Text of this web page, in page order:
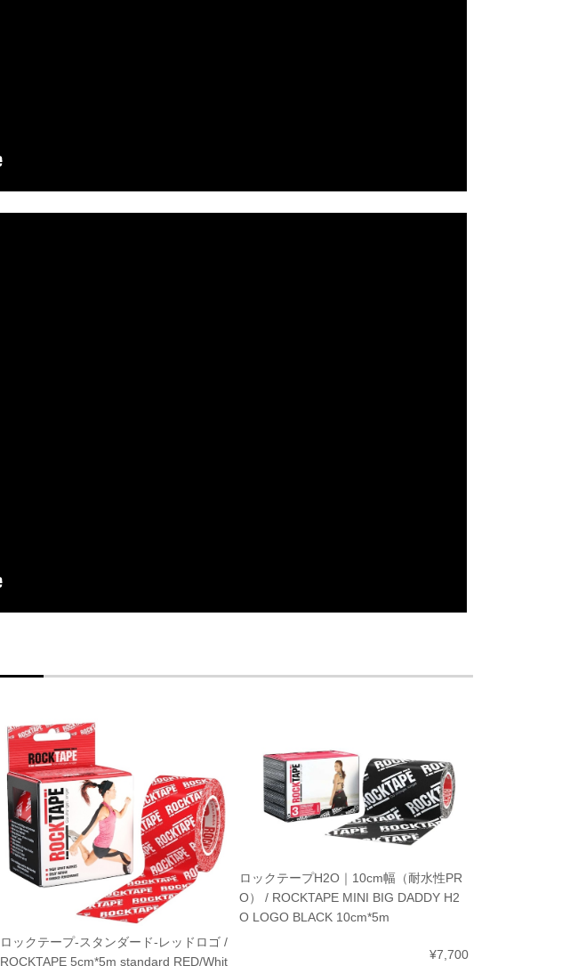
ロックテープ-スタンダード-レッドロゴ /
ROCKTAPE 5cm*5m standard RED/Whit
ロックテープH2O｜10cm幅（耐水性PR
O） / ROCKTAPE MINI BIG DADDY H2
O LOGO BLACK 10cm*5m
¥7,700